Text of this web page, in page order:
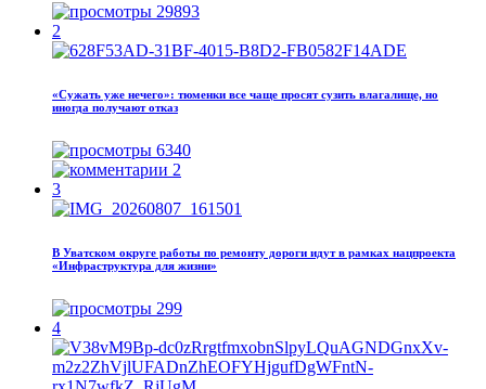
29893
2
«Сужать уже нечего»: тюменки все чаще просят сузить влагалище, но
иногда получают отказ
6340
2
3
В Уватском округе работы по ремонту дороги идут в рамках нацпроекта
«Инфраструктура для жизни»
299
4